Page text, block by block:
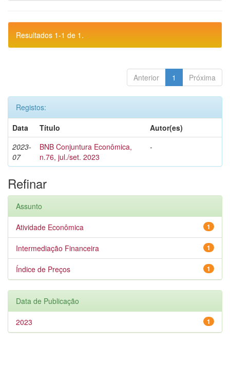
Resultados 1-1 de 1.
Anterior 1 Próxima
Registos:
Data
Título
Autor(es)
2023-
07
BNB Conjuntura Econômica,
n.76, jul./set. 2023
-
Refinar
Assunto
1
Atividade Econômica
1
Intermediação Financeira
1
Índice de Preços
Data de Publicação
1
2023